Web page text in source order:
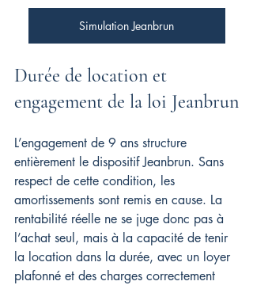
Simulation Jeanbrun
Durée de location et
engagement de la loi Jeanbrun
L’engagement de 9 ans structure
entièrement le dispositif Jeanbrun. Sans
respect de cette condition, les
amortissements sont remis en cause. La
rentabilité réelle ne se juge donc pas à
l’achat seul, mais à la capacité de tenir
la location dans la durée, avec un loyer
plafonné et des charges correctement